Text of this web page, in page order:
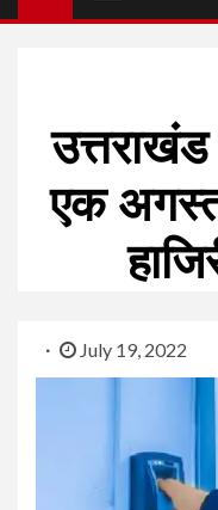
एक अगस्त
July 19, 2022